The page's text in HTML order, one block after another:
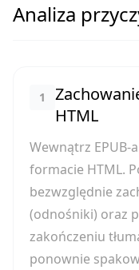
Analiza
1
HTML
Wewnątrz
formacie HTML.
bezwzględnie
(odnośniki) oraz
zakończeniu
ponownie